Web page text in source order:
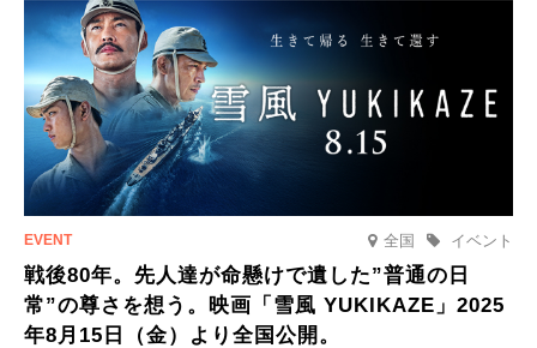
全国 イベント
戦後80年。先人達が命懸けで遺した”普通の日
常”の尊さを想う。映画「雪風 YUKIKAZE」2025
年8月15日（金）より全国公開。